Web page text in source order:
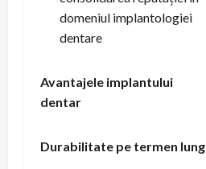
domeniul implantologiei
dentare
Avantajele implantului
dentar
Durabilitate pe termen lung